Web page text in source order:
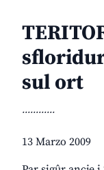
sul ort
............
13 Marzo 2009